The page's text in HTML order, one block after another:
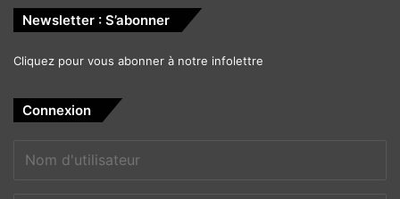
Newsletter : S’abonner
Cliquez pour vous abonner à notre infolettre
Connexion